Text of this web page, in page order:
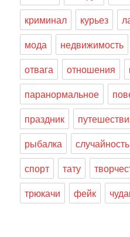
криминал
курьез
мода
недвижимость
отвага
отношения
паранормальное
праздник
рыбалка
случайность
спорт
тату
трюкачи
фейк